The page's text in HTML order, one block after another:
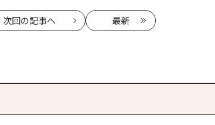
次回の記事へ 最新